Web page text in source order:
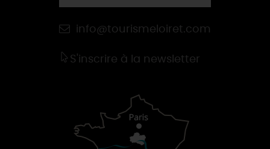
info@tourismeloiret.com
S'inscrire à la newsletter